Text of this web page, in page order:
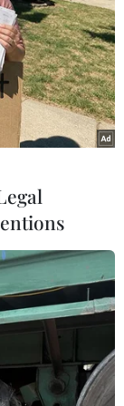
chăm sóc sức
người
hội, nhân
tư
kỳ thị về sức
biệt giữa
nghiệm
tâm thần,
pháp